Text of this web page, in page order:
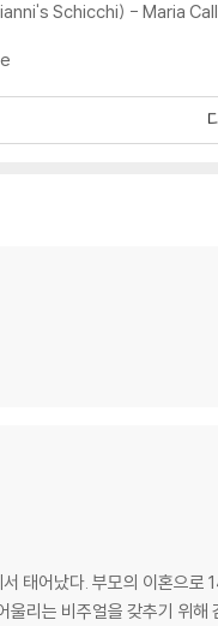
Schicchi) - Maria
태어났다. 부모의 이혼으
울리는 비주얼을 갖추기 위